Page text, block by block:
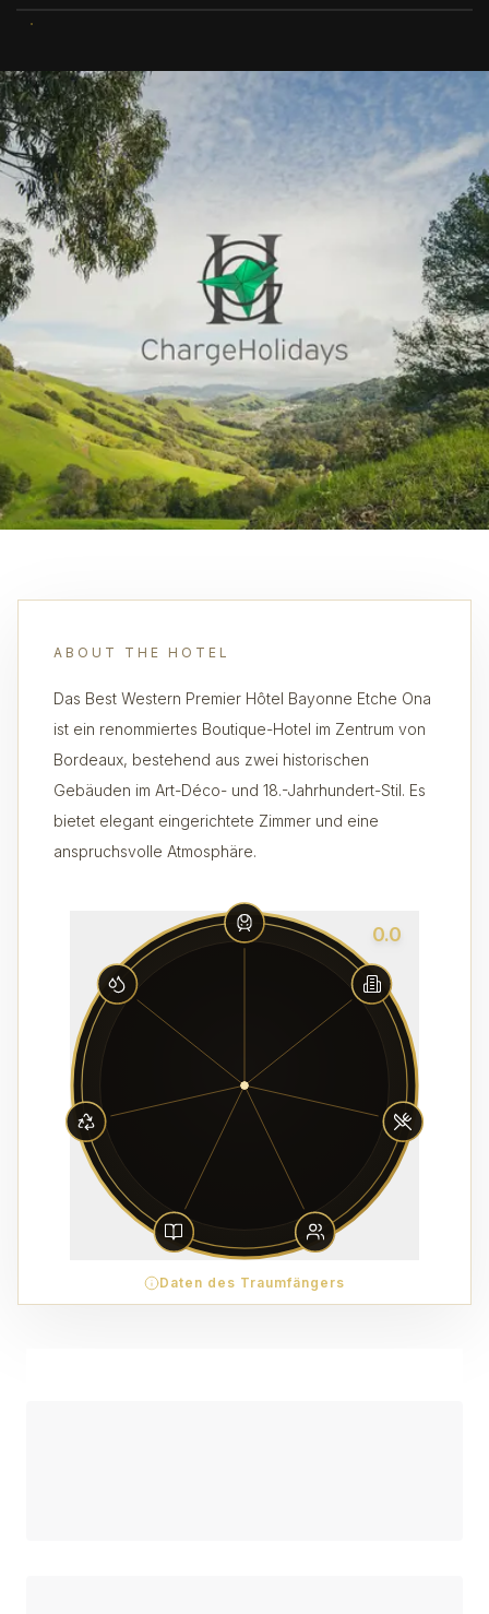
ABOUT THE HOTEL
Das Best Western Premier Hôtel Bayonne Etche Ona
ist ein renommiertes Boutique-Hotel im Zentrum von
Bordeaux, bestehend aus zwei historischen
Gebäuden im Art-Déco- und 18.-Jahrhundert-Stil. Es
bietet elegant eingerichtete Zimmer und eine
anspruchsvolle Atmosphäre.
0.0
Daten des Traumfängers